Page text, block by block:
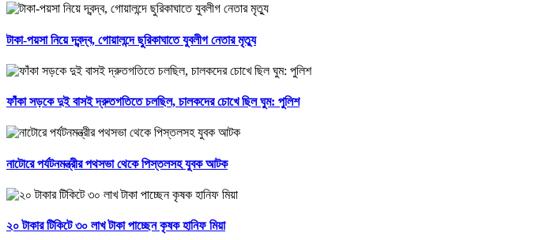
টাকা-পয়সা নিয়ে দ্বন্দ্ব, গোয়ালন্দে ছুরিকাঘাতে যুবলীগ নেতার মৃত্যু
ফাঁকা সড়কে দুই বাসই দ্রুতগতিতে চলছিল, চালকদের চোখে ছিল ঘুম: পুলিশ
নাটোরে পর্যটনমন্ত্রীর পথসভা থেকে পিস্তলসহ যুবক আটক
২০ টাকার টিকিটে ৩০ লাখ টাকা পাচ্ছেন কৃষক হানিফ মিয়া